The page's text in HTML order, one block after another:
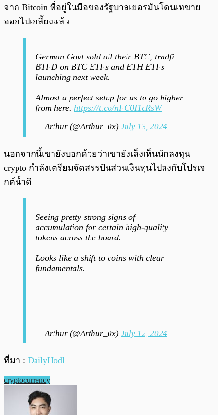
จาก Bitcoin ที่อยู่ในมือของรัฐบาลเยอรมันโดนเทขาย
ออกไปเกลี้ยงแล้ว
German Govt sold all their BTC, tradfi
BTFD on BTC ETFs and ETH ETFs
launching next week.
Almost a perfect setup for us to go higher
from here. https://t.co/nFC0I1cRsW
— Arthur (@Arthur_0x) July 13, 2024
นอกจากนี้เขายังบอกด้วยว่าเขายังเล็งเห็นนักลงทุน
crypto กำลังเตรียมจัดสรรปันส่วนเงินทุนไปลงกับโปรเจ
กต์น้ำดี
Seeing pretty strong signs of
accumulation for certain high-quality
tokens across the board.
Looks like a shift to coins with clear
fundamentals.
— Arthur (@Arthur_0x) July 12, 2024
ที่มา : DailyHodl
cryptocurrency